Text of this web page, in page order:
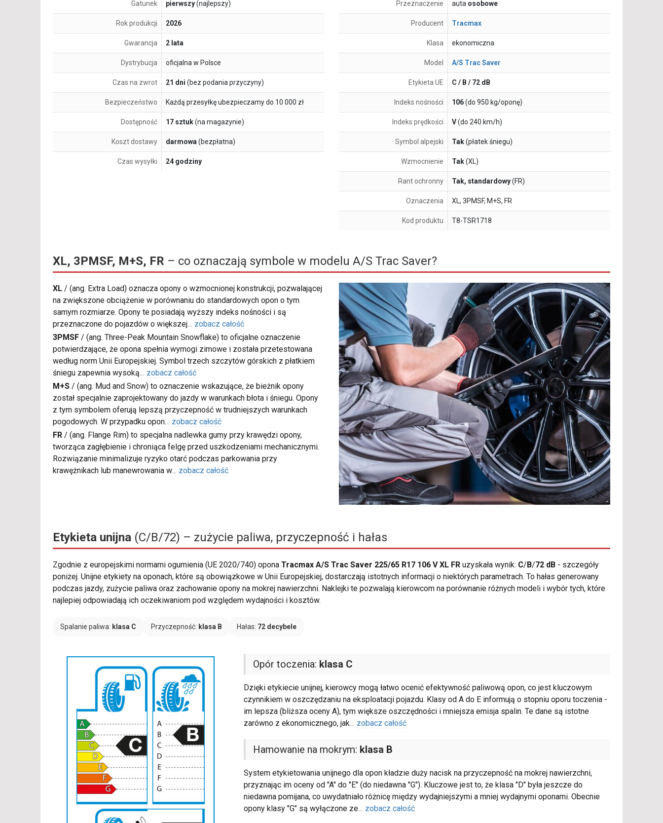
Gatunek pierwszy(najlepszy)
Rok produkcji 2026
Gwarancja 2 lata
Dystrybucja oficjalna w Polsce
Czas na zwrot 21 dni (bez podania przyczyny)
Bezpieczeństwo Każdą przesyłkę ubezpieczamy do 10 000 zł
Dostępność 17 sztuk(na magazynie)
Koszt dostawy darmowa(bezpłatna)
Czas wysyłki 24 godziny
Przeznaczenie auta osobowe
Producent Tracmax
Klasa ekonomiczna
Model A/S Trac Saver
Etykieta UE C / B / 72 dB
Indeks nośności 106(do 950 kg/oponę)
Indeks prędkości V(do 240 km/h)
Symbol alpejski Tak(płatek śniegu)
Wzmocnienie Tak(XL)
Rant ochronny Tak, standardowy(FR)
Oznaczenia XL, 3PMSF, M+S, FR
Kod produktu T8-TSR1718
XL, 3PMSF, M+S, FR – co oznaczają symbole w modelu A/S Trac Saver?
XL / (ang. Extra Load) oznacza opony o wzmocnionej konstrukcji, pozwalającej
na zwiększone obciążenie w porównaniu do standardowych opon o tym
samym rozmiarze. Opony te posiadają wyższy indeks nośności i są
przeznaczone do pojazdów o większej... zobacz całość
3PMSF / (ang. Three-Peak Mountain Snowflake) to oficjalne oznaczenie
potwierdzające, że opona spełnia wymogi zimowe i została przetestowana
według norm Unii Europejskiej. Symbol trzech szczytów górskich z płatkiem
śniegu zapewnia wysoką... zobacz całość
M+S / (ang. Mud and Snow) to oznaczenie wskazujące, że bieżnik opony
został specjalnie zaprojektowany do jazdy w warunkach błota i śniegu. Opony
z tym symbolem oferują lepszą przyczepność w trudniejszych warunkach
pogodowych. W przypadku opon... zobacz całość
FR / (ang. Flange Rim) to specjalna nadlewka gumy przy krawędzi opony,
tworząca zagłębienie i chroniąca felgę przed uszkodzeniami mechanicznymi.
Rozwiązanie minimalizuje ryzyko otarć podczas parkowania przy
krawężnikach lub manewrowania w... zobacz całość
Etykieta unijna (C/B/72) – zużycie paliwa, przyczepność i hałas
Zgodnie z europejskimi normami ogumienia (UE 2020/740) opona Tracmax A/S Trac Saver 225/65 R17 106 V XL FR uzyskała wynik: C/ B/72 dB - szczegóły
poniżej. Unijne etykiety na oponach, które są obowiązkowe w Unii Europejskiej, dostarczają istotnych informacji o niektórych parametrach. To hałas generowany
podczas jazdy, zużycie paliwa oraz zachowanie opony na mokrej nawierzchni. Naklejki te pozwalają kierowcom na porównanie różnych modeli i wybór tych, które
najlepiej odpowiadają ich oczekiwaniom pod względem wydajności i kosztów.
Spalanie paliwa: klasa C Przyczepność: klasa B Hałas: 72 decybele
Opór toczenia: klasa C
Dzięki etykiecie unijnej, kierowcy mogą łatwo ocenić efektywność paliwową opon, co jest kluczowym
czynnikiem w oszczędzaniu na eksploatacji pojazdu. Klasy od A do E informują o stopniu oporu toczenia -
im lepsza (bliższa oceny A), tym większe oszczędności i mniejsza emisja spalin. Te dane są istotne
zarówno z ekonomicznego, jak... zobacz całość
Hamowanie na mokrym: klasa B
System etykietowania unijnego dla opon kładzie duży nacisk na przyczepność na mokrej nawierzchni,
przyznając im oceny od "A" do "E" (do niedawna "G"). Kluczowe jest to, że klasa "D" była jeszcze do
niedawna pomijana, co uwydatniało różnicę między wydajniejszymi a mniej wydajnymi oponami. Obecnie
opony klasy "G" są wyłączone ze... zobacz całość